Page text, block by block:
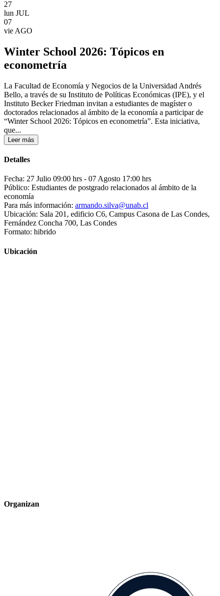
27
lun JUL
07
vie AGO
Winter School 2026: Tópicos en
econometría
La Facultad de Economía y Negocios de la Universidad Andrés
Bello, a través de su Instituto de Políticas Económicas (IPE), y el
Instituto Becker Friedman invitan a estudiantes de magíster o
doctorados relacionados al ámbito de la economía a participar de
“Winter School 2026: Tópicos en econometría”. Esta iniciativa,
que...
Leer más
Detalles
Fecha: 27 Julio 09:00 hrs - 07 Agosto 17:00 hrs
Público: Estudiantes de postgrado relacionados al ámbito de la
economía
Para más información: armando.silva@unab.cl
Ubicación: Sala 201, edificio C6, Campus Casona de Las Condes,
Fernández Concha 700, Las Condes
Formato: hibrido
Ubicación
Organizan